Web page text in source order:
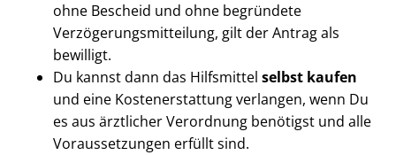
ohne Bescheid und ohne begründete
Verzögerungsmitteilung, gilt der Antrag als
bewilligt.
Du kannst dann das Hilfsmittel selbst kaufen
und eine Kostenerstattung verlangen, wenn Du
es aus ärztlicher Verordnung benötigst und alle
Voraussetzungen erfüllt sind.